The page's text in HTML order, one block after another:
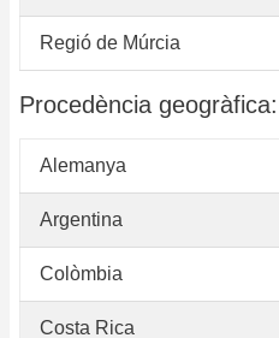
Regió de Múrcia
Procedència
Alemanya
Argentina
Colòmbia
Costa Rica